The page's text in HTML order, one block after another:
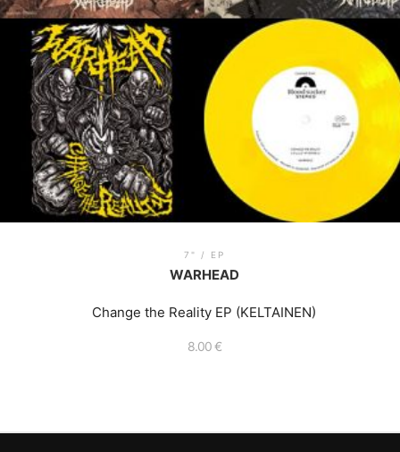
7" / EP
WARHEAD
Change the Reality EP (KELTAINEN)
8.00 €